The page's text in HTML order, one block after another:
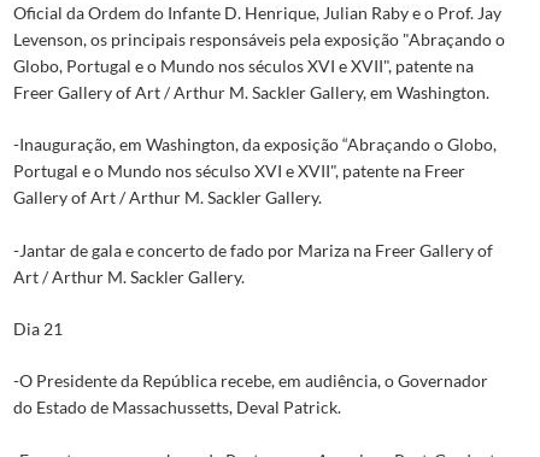
Oficial da Ordem do Infante D. Henrique, Julian Raby e o Prof. Jay
Levenson, os principais responsáveis pela exposição "Abraçando o
Globo, Portugal e o Mundo nos séculos XVI e XVII", patente na
Freer Gallery of Art / Arthur M. Sackler Gallery, em Washington.
-Inauguração, em Washington, da exposição “Abraçando o Globo,
Portugal e o Mundo nos séculso XVI e XVII", patente na Freer
Gallery of Art / Arthur M. Sackler Gallery.
-Jantar de gala e concerto de fado por Mariza na Freer Gallery of
Art / Arthur M. Sackler Gallery.
Dia 21
-O Presidente da República recebe, em audiência, o Governador
do Estado de Massachussetts, Deval Patrick.